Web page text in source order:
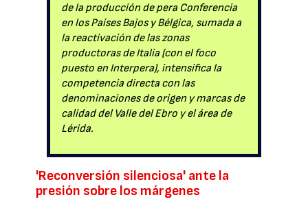
de la producción de pera Conferencia
en los Países Bajos y Bélgica, sumada a
la reactivación de las zonas
productoras de Italia (con el foco
puesto en Interpera), intensifica la
competencia directa con las
denominaciones de origen y marcas de
calidad del Valle del Ebro y el área de
Lérida.
'Reconversión silenciosa' ante la
presión sobre los márgenes